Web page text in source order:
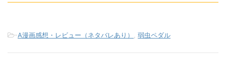
-A漫画感想・レビュー（ネタバレあり） 弱虫ペダル